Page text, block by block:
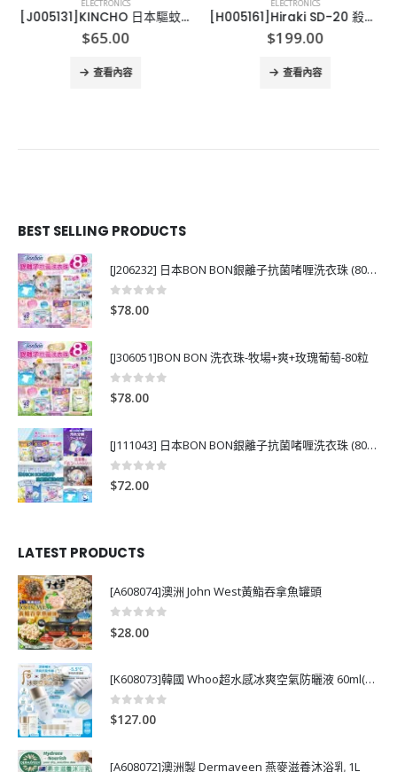
ELECTRONICS
[J005131]KINCHO 日本驅蚊機 金鳥 蚊がいなくなるカトリス レジャー用セット ９６０時間用
$65.00
查看內容
ELECTRONICS
[H005161]Hiraki SD-20 殺菌除臭機
$199.00
查看內容
BEST SELLING PRODUCTS
[J206232] 日本BON BON銀離子抗菌啫喱洗衣珠 (80粒)
0out of 5
$78.00
[J306051]BON BON 洗衣珠-牧場+爽+玫瑰葡萄-80粒
0out of 5
$78.00
[J111043] 日本BON BON銀離子抗菌啫喱洗衣珠 (80粒)
0out of 5
$72.00
LATEST PRODUCTS
[A608074]澳洲 John West黃鮨吞拿魚罐頭
0
$28.00
[K608073]韓國 Whoo超水感冰爽空氣防曬液 60ml(送13ml*4支)
0 out of 5
$127.00
[A608072]澳洲製 Dermaveen 燕麥滋養沐浴乳 1L